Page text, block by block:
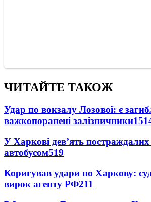
ЧИТАЙТЕ ТАКОЖ
Удар по вокзалу Лозової: є
важкопоранені залізничники
У Харкові дев’ять
автобусом519
Коригував удари по Харкову:
вирок агенту РФ211